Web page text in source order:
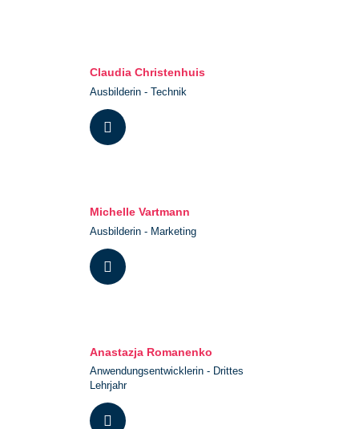
Claudia Christenhuis
Ausbilderin - Technik
Michelle Vartmann
Ausbilderin - Marketing
Anastazja Romanenko
Anwendungsentwicklerin - Drittes
Lehrjahr